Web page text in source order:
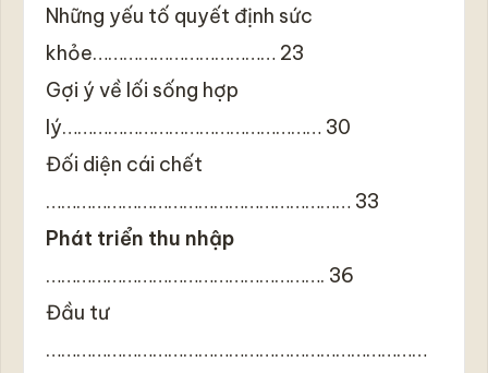
Những yếu tố quyết định sức
khỏe……………………………… 23
Gợi ý về lối sống hợp
lý…………………………………………… 30
Đối diện cái chết
…………………………………………………… 33
Phát triển thu nhập
………………………………………………. 36
Đầu tư
…………………………………………………………………